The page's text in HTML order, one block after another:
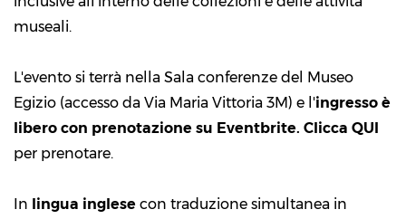
museali.
L'evento si terrà nella Sala conferenze del Museo
Egizio (accesso da Via Maria Vittoria 3M) e l'ingresso è
libero con prenotazione su Eventbrite. Clicca QUI
per prenotare.
In lingua inglese con traduzione simultanea in